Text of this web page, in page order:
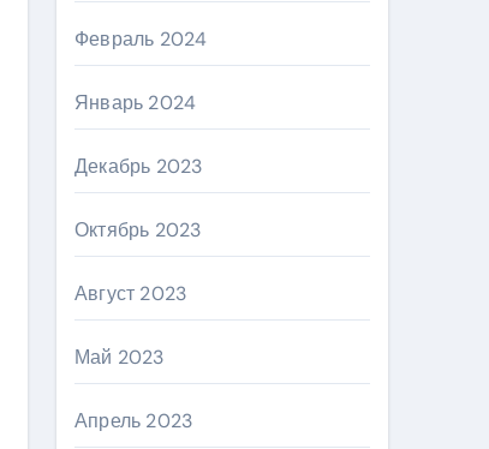
Февраль 2024
Январь 2024
Декабрь 2023
Октябрь 2023
Август 2023
Май 2023
Апрель 2023